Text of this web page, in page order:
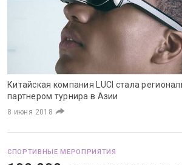
Китайская компания LUCI стала
партнером турнира в Азии
8 июня 2018
СПОРТИВНЫЕ МЕРОПРИЯТИЯ